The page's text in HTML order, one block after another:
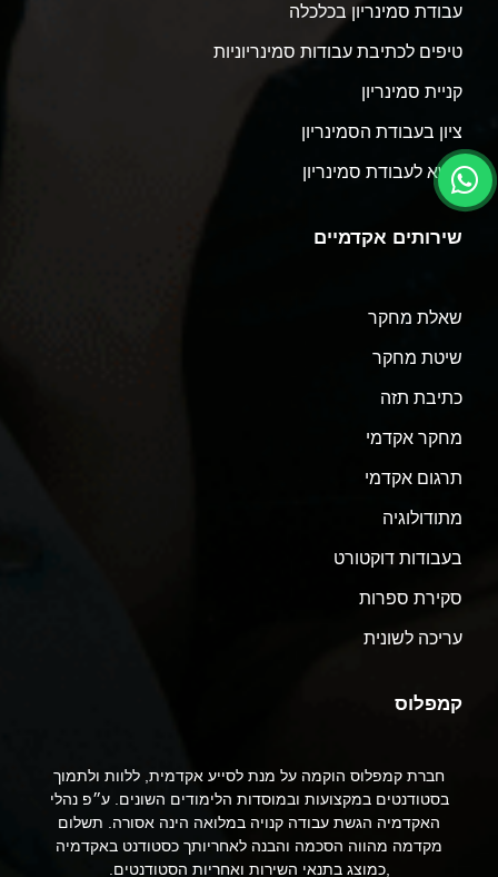
עבודת סמינריון בכלכלה
טיפים לכתיבת עבודות סמינריוניות
קניית סמינריון
ציון בעבודת הסמינריון
נושא לעבודת סמינריון
שירותים אקדמיים
שאלת מחקר
שיטת מחקר
כתיבת תזה
מחקר אקדמי
תרגום אקדמי
מתודולוגיה
בעבודות דוקטורט
סקירת ספרות
עריכה לשונית
קמפלוס
חברת קמפלוס הוקמה על מנת לסייע אקדמית, ללוות ולתמוך
בסטודנטים במקצועות ובמוסדות הלימודים השונים. ע״פ נהלי
האקדמיה הגשת עבודה קנויה במלואה הינה אסורה. תשלום
מקדמה מהווה הסכמה והבנה לאחריותך כסטודנט באקדמיה
,כמוצג בתנאי השירות ואחריות הסטודנטים.